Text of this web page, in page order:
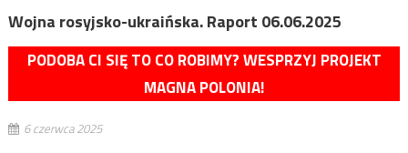
Wojna rosyjsko-ukraińska. Raport 06.06.2025
PODOBA CI SIĘ TO CO ROBIMY? WESPRZYJ PROJEKT
MAGNA POLONIA!
6 czerwca 2025